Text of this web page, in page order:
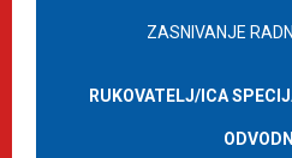
ZASNIVANJE
RUKOVATELJ/ICA